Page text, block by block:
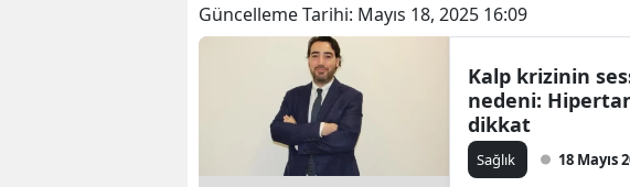
Güncelleme Tarihi: Mayıs 18, 2025 16:09
Kalp krizinin
nedeni:
dikkat
Sağlık 18 Mayıs